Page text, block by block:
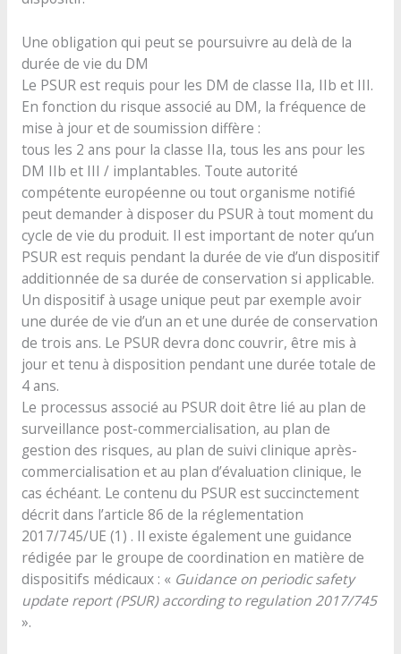
Une obligation qui peut se poursuivre au delà de la
durée de vie du DM
Le PSUR est requis pour les DM de classe IIa, IIb et III.
En fonction du risque associé au DM, la fréquence de
mise à jour et de soumission diffère :
tous les 2 ans pour la classe IIa, tous les ans pour les
DM IIb et III / implantables. Toute autorité
compétente européenne ou tout organisme notifié
peut demander à disposer du PSUR à tout moment du
cycle de vie du produit. Il est important de noter qu’un
PSUR est requis pendant la durée de vie d’un dispositif
additionnée de sa durée de conservation si applicable.
Un dispositif à usage unique peut par exemple avoir
une durée de vie d’un an et une durée de conservation
de trois ans. Le PSUR devra donc couvrir, être mis à
jour et tenu à disposition pendant une durée totale de
4 ans.
Le processus associé au PSUR doit être lié au plan de
surveillance post-commercialisation, au plan de
gestion des risques, au plan de suivi clinique après-
commercialisation et au plan d’évaluation clinique, le
cas échéant. Le contenu du PSUR est succinctement
décrit dans l’article 86 de la réglementation
2017/745/UE (1) . Il existe également une guidance
rédigée par le groupe de coordination en matière de
dispositifs médicaux : « Guidance on periodic safety
update report (PSUR) according to regulation 2017/745
».